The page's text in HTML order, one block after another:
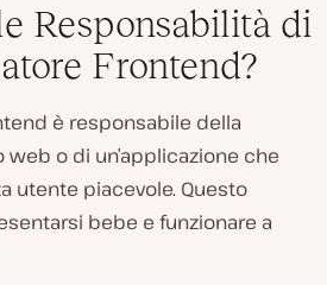
Responsabilità di
Frontend?
è responsabile della
o di un’applicazione che
utente piacevole. Questo
bebe e funzionare a